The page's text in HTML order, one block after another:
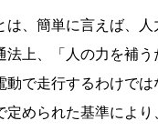
は、簡単に言えば、
法上、「人の力を補
動で走行するわけで
定められた基準によ